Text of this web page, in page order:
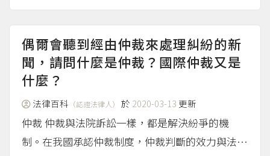
ltural Rights），賦予各委員會權限發表「一般...
（more...）
偶爾會聽到經由仲裁來處理糾紛的新
聞，請問什麼是仲裁？國際仲裁又是
什麼？
法律百科 （認證法律人） 於 2020-03-13 更新
仲裁 仲裁與法院訴訟一樣，都是解決紛爭的機
制。在我國承認仲裁制度，仲裁判斷的效力與法院